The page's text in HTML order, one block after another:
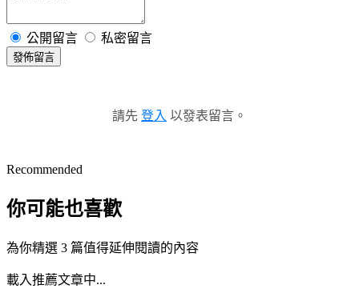
公開留言 私密留言
發佈留言
請先 登入 以發表留言。
Recommended
你可能也喜歡
為你精選 3 篇值得延伸閱讀的內容
載入推薦文章中...